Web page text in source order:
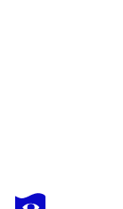
TINY